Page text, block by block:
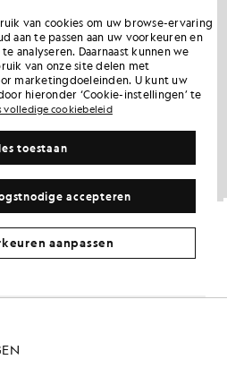
Alledaags katoenen sweatshirt met ronde hals Katoenen T-shirt
KINDERKLEDING
£18.00
+5
van cookies om uw browse-ervaring
aan te passen aan uw voorkeuren en
analyseren. Daarnaast kunnen we
van onze site delen met
marketingdoeleinden. U kunt uw
hieronder ‘Cookie-instellingen’ te
volledige cookiebeleid
accepteren
toestaan
aanpassen